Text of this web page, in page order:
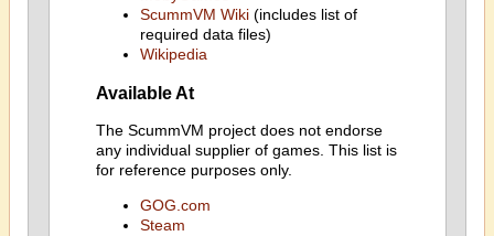
ScummVM Wiki(includes list of
required data files)
Wikipedia
Available At
The ScummVM project does not endorse
any individual supplier of games. This list is
for reference purposes only.
GOG.com
Steam